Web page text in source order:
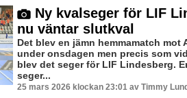
Ny kvalseger för LIF
nu väntar slutkval
Det blev en jämn hemmamatch mot
under onsdagen men precis som
blev det seger för LIF Lindesberg.
seger...
25 mars 2026 klockan 23:01 av Timmy